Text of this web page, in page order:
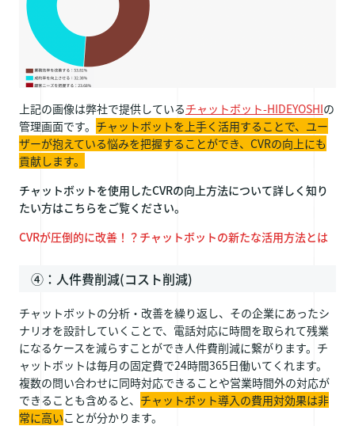
上記の画像は弊社で提供しているチャットボット-HIDEYOSHIの
管理画面です。 チャットボットを上手く活用することで、ユー
ザーが抱えている悩みを把握することができ、CVRの向上にも
貢献します。
チャットボットを使用したCVRの向上方法について詳しく知り
たい方はこちらをご覧ください。
CVRが圧倒的に改善！？チャットボットの新たな活用方法とは
④：人件費削減(コスト削減)
チャットボットの分析・改善を繰り返し、その企業にあったシ
ナリオを設計していくことで、電話対応に時間を取られて残業
になるケースを減らすことができ人件費削減に繋がります。チ
ャットボットは毎月の固定費で24時間365日働いてくれます。
複数の問い合わせに同時対応できることや営業時間外の対応が
できることも含めると、 チャットボット導入の費用対効果は非
常に高いことが分かります。